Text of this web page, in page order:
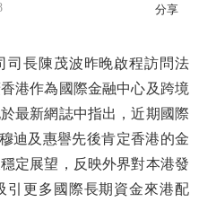
分享
長陳茂波昨晚啟程訪問法
港作為國際金融中心及跨境
最新網誌中指出，近期國際
迪及惠譽先後肯定香港的金
定展望，反映外界對本港發
引更多國際長期資金來港配